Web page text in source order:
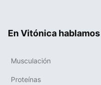
En Vitónica
Musculación
Proteínas